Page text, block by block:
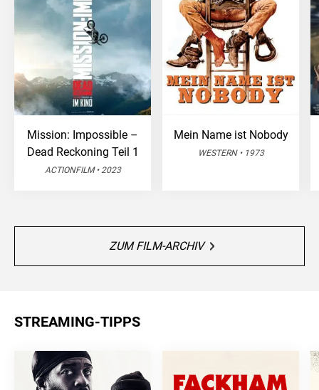
Mission: Impossible –
Dead Reckoning Teil 1
ACTIONFILM • 2023
Mein Name ist Nobody
WESTERN • 1973
ZUM FILM-ARCHIV
STREAMING-TIPPS